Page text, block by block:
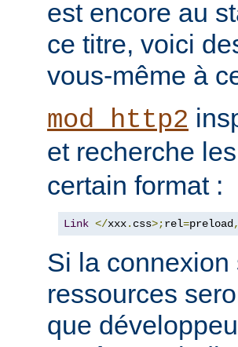
est encore au
ce titre, voici
vous-même à
mod_http2
et recherche
certain format :
Link </xxx. css>;rel=preload,
Si la
ressources
que